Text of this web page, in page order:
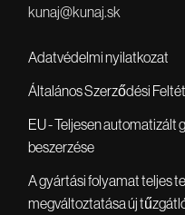
kunaj@kunaj.sk
Adatvédelmi nyilatkozat
Általános Szerződési
EU - Teljesen automatizált
beszerzése
A gyártási folyamat teljes
megváltoztatása új